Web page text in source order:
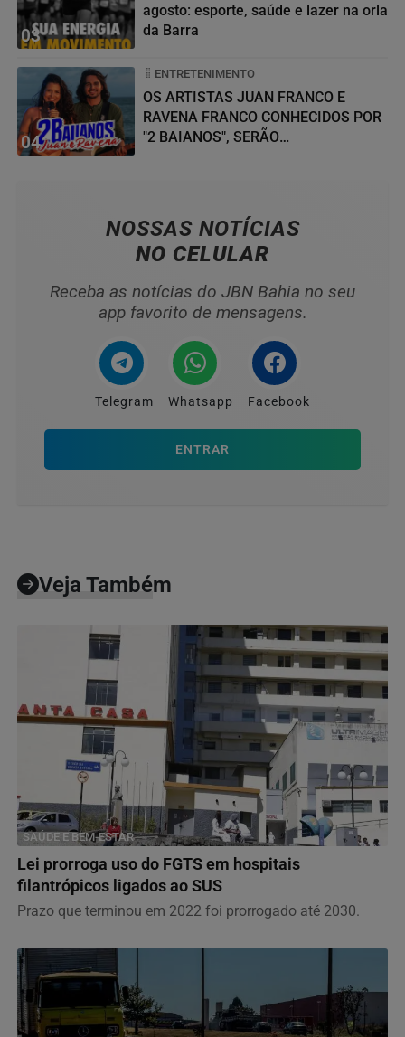
03
agosto: esporte, saúde e lazer na orla
da Barra
04
ENTRETENIMENTO
OS ARTISTAS JUAN FRANCO E
RAVENA FRANCO CONHECIDOS POR
"2 BAIANOS", SERÃO
NOSSAS NOTÍCIAS
NO CELULAR
Receba as notícias do JBN Bahia no seu
app favorito de mensagens.
Telegram Whatsapp Facebook
ENTRAR
Veja Também
SAÚDE E BEM-ESTAR
Lei prorroga uso do FGTS em hospitais
filantrópicos ligados ao SUS
Prazo que terminou em 2022 foi prorrogado até 2030.